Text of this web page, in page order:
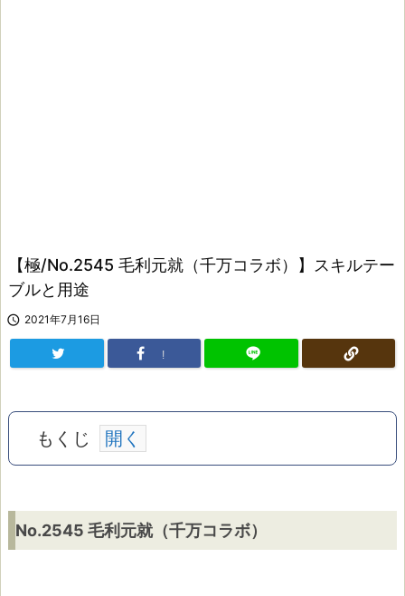
【極/No.2545 毛利元就（千万コラボ）】スキルテー
ブルと用途
 2021年7月16日
!
もくじ
N
o.
No.2545 毛利元就（千万コラボ）